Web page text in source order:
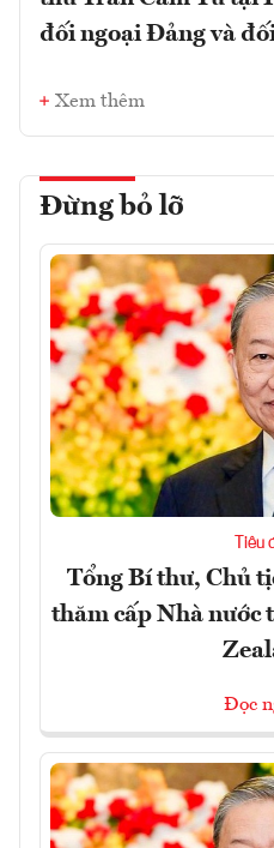
đối ngoại Đảng và
Xem thêm
Đừng bỏ lỡ
Tiêu
Tổng Bí thư, Chủ
thăm cấp Nhà nước
Đọc